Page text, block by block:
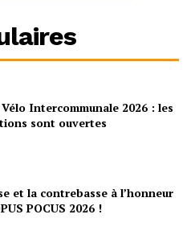
Intercommunale 2026 : les
sont ouvertes
et la contrebasse à l’honneur
POCUS 2026 !